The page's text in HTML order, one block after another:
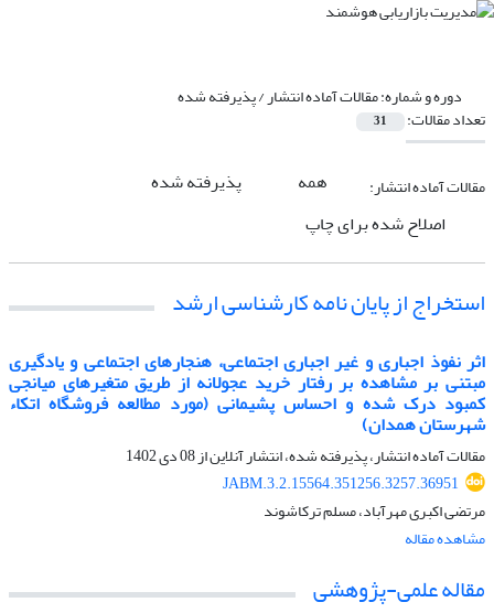
دوره و شماره:مقالات آماده انتشار / پذیرفته شده
تعداد مقالات: 31
مقالات آماده انتشار: همه
پذیرفته شده
اصلاح شده برای چاپ
استخراج از پایان نامه کارشناسی ارشد
اثر نفوذ اجباری و غیر اجباری اجتماعی، هنجارهای اجتماعی و یادگیری
مبتنی بر مشاهده بر رفتار خرید عجولانه از طریق متغیرهای میانجی
کمبود درک شده و احساس پشیمانی (مورد مطالعه فروشگاه اتکاء
شهرستان همدان)
مقالات آماده انتشار، پذیرفته شده، انتشار آنلاین از08 دی 1402
JABM.3.2.15564.351256.3257.36951
مرتضی اکبری مهرآباد، مسلم ترکاشوند
مشاهده مقاله
مقاله علمی-پژوهشی